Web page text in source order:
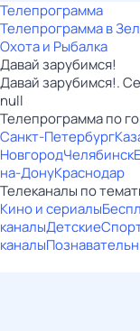
Телепрограмма
Телепрограмма в
Охота и Рыбалка
Давай зарубимся!
Давай зарубимся!.
null
Телепрограмма по
Санкт-Петербург
НовгородЧелябинск
на-ДонуКраснодар
Телеканалы по
Кино и сериалы
каналыДетские
каналы